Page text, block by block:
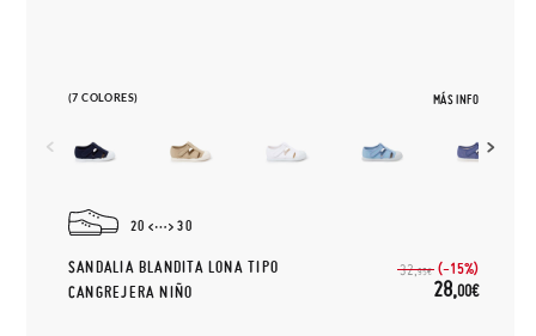
(7 COLORES) MÁS INFO
20 30
SANDALIA BLANDITA LONA TIPO
CANGREJERA NIÑO
32,95€ (-15%)
28,00€